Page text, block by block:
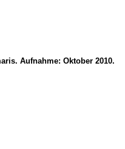
Aufnahme: Oktober 2010.